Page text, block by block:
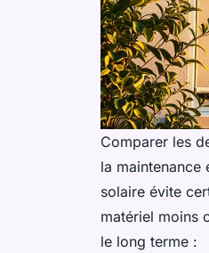
Comparer les
la maintenance
solaire évite
matériel moins
le long terme :